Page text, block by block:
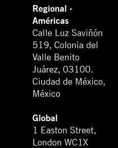
Regional -
Américas
Calle Luz Saviñón
519, Colonia del
Valle Benito
Juárez, 03100.
Ciudad de México,
México
Global
1 Easton Street,
London WC1X